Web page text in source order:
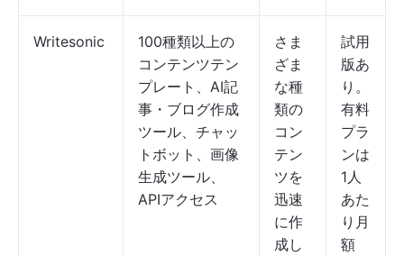
Writesonic
100種類以上の
コンテンツテン
プレート、AI記
事・ブログ作成
ツール、チャッ
トボット、画像
生成ツール、
APIアクセス
さま
ざま
な種
類の
コン
テン
ツを
迅速
に作
成し
試用
版あ
り。
有料
プラ
ンは
1人
あた
り月
額